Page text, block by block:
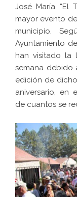
José María “El
mayor evento
municipio.
Ayuntamiento
han visitado la
semana debido
edición de
aniversario, en
de cuantos se